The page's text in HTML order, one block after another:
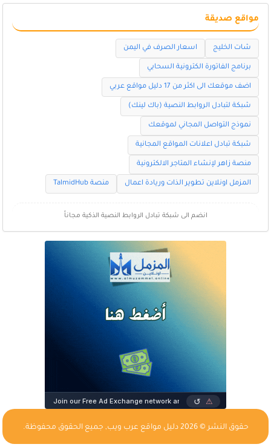
مواقع صديقة
شات الخليج اسعار الصرف في اليمن
برنامج الفاتورة الكترونية السحابي
اضف موقعك الى اكثر من 17 دليل مواقع عربي
شبكة لتبادل الروابط النصية (باك لينك)
نموذج التواصل المجاني لموقعك
شبكة تبادل اعلانات المواقع المجانية
منصة زاهر لإنشاء المتاجر الالكترونية
المزمل اونلاين تطوير الذات وريادة اعمال منصة TalmidHub
انضم الى شبكة تبادل الروابط النصية الذكية مجاناً
حقوق النشر © 2026 دليل مواقع عرب ويب, جميع الحقوق محفوظة.